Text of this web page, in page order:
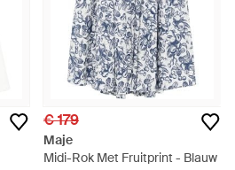
€ 179
Maje
Midi-Rok Met Fruitprint - Blauw